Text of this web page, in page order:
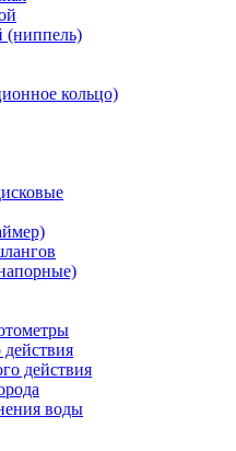
(ниппель)
кольцо)
действия
воды